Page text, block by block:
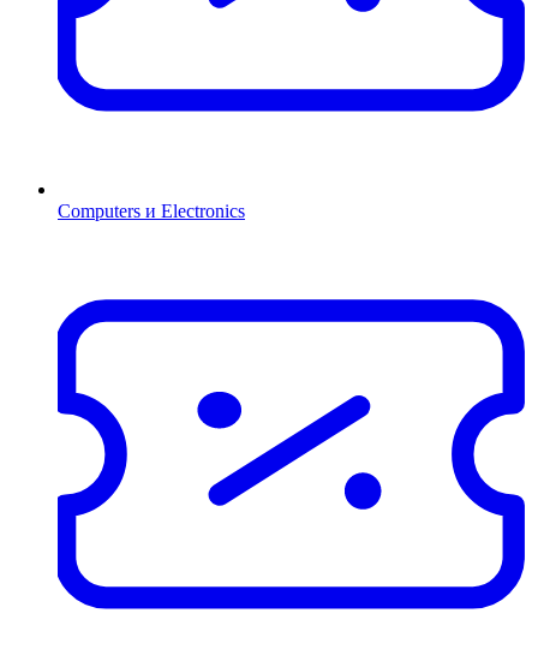
Computers и Electronics